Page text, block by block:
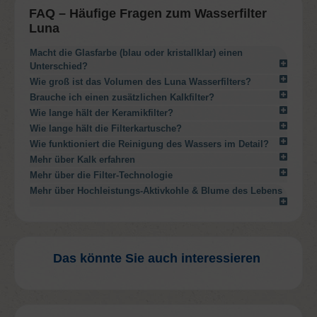
FAQ – Häufige Fragen zum Wasserfilter
Luna
Macht die Glasfarbe (blau oder kristallklar) einen
Unterschied?
Wie groß ist das Volumen des Luna Wasserfilters?
Brauche ich einen zusätzlichen Kalkfilter?
Wie lange hält der Keramikfilter?
Wie lange hält die Filterkartusche?
Wie funktioniert die Reinigung des Wassers im Detail?
Mehr über Kalk erfahren
Mehr über die Filter-Technologie
Mehr über Hochleistungs-Aktivkohle & Blume des Lebens
Das könnte Sie auch interessieren